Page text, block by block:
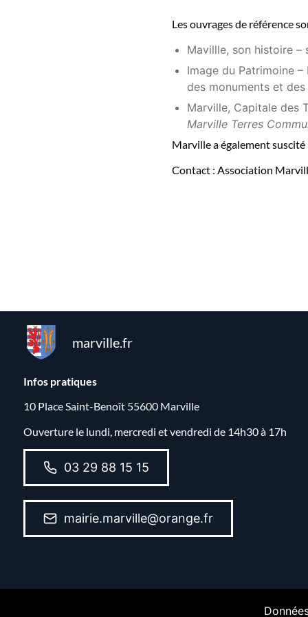
Les ouvrages de référence
Mavillle, son histoire –
Image du Patrimoine
des monuments et
Marville, Capitale des
Marville Terres
Marville a également
Contact : Association
marville.fr
Infos pratiques
10 Place Saint-Benoît 55600 Marville
Ouverture le lundi, mercredi et vendredi de 14h30 à 17h
03 29 88 15 15
mairie.marville@orange.fr